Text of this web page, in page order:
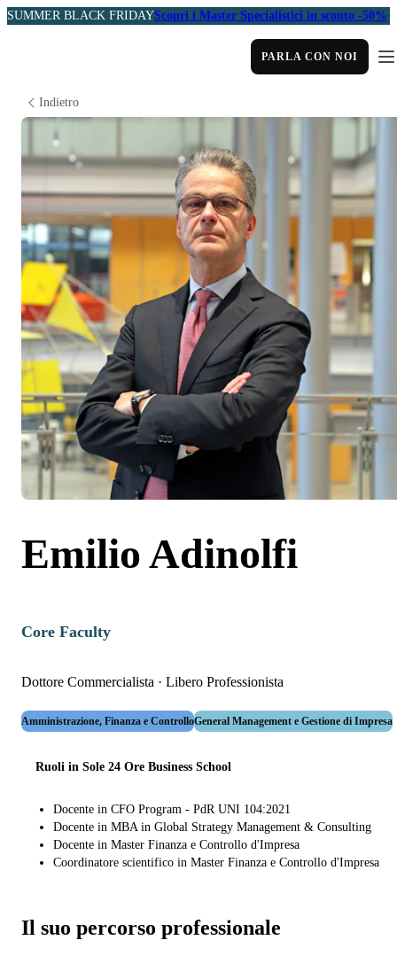
SUMMER BLACK FRIDAYScopri i Master Specialistici in sconto -50%
PARLA CON NOI
Indietro
Emilio Adinolfi
Core Faculty
Dottore Commercialista · Libero Professionista
Amministrazione, Finanza e ControlloGeneral Management e Gestione di Impresa
Ruoli in Sole 24 Ore Business School
Docente in CFO Program - PdR UNI 104:2021
Docente in MBA in Global Strategy Management & Consulting
Docente in Master Finanza e Controllo d'Impresa
Coordinatore scientifico in Master Finanza e Controllo d'Impresa
Il suo percorso professionale